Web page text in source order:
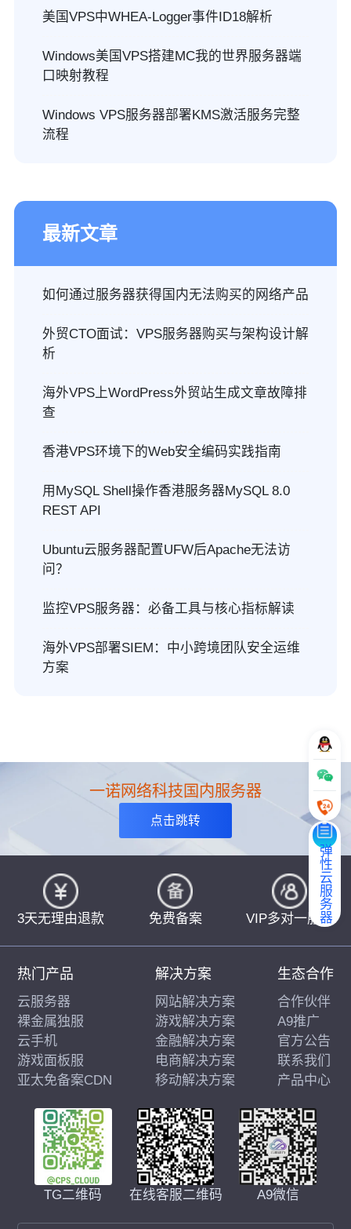
美国VPS中WHEA-Logger事件ID18解析
Windows美国VPS搭建MC我的世界服务器端
口映射教程
Windows VPS服务器部署KMS激活服务完整
流程
最新文章
如何通过服务器获得国内无法购买的网络产品
外贸CTO面试：VPS服务器购买与架构设计解
析
海外VPS上WordPress外贸站生成文章故障排
查
香港VPS环境下的Web安全编码实践指南
用MySQL Shell操作香港服务器MySQL 8.0
REST API
Ubuntu云服务器配置UFW后Apache无法访
问？
监控VPS服务器：必备工具与核心指标解读
海外VPS部署SIEM：中小跨境团队安全运维
方案
弹性云服务器
一诺网络科技国内服务器
点击跳转
3天无理由退款 免费备案 VIP多对一服务
TG二维码 在线客服二维码 A9微信
热门产品
云服务器
裸金属独服
云手机
游戏面板服
亚太免备案CDN
解决方案
网站解决方案
游戏解决方案
金融解决方案
电商解决方案
移动解决方案
生态合作
合作伙伴
A9推广
官方公告
联系我们
产品中心